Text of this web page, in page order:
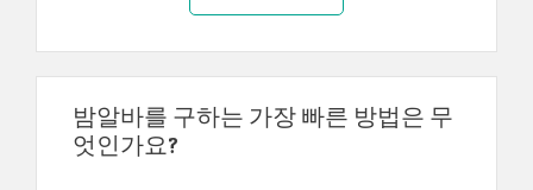
밤알바를 구하는 가장 빠른 방법은 무
엇인가요?